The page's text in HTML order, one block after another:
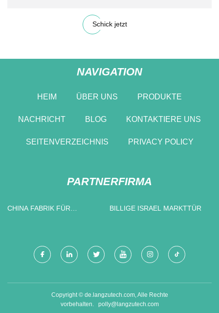
Schick jetzt
NAVIGATION
HEIM ÜBER UNS PRODUKTE
NACHRICHT BLOG KONTAKTIERE UNS
SEITENVERZEICHNIS PRIVACY POLICY
PARTNERFIRMA
CHINA FABRIK FÜR
BILLIGE ISRAEL MARKTTÜR
Copyright © de.langzutech.com, Alle Rechte
vorbehalten. polly@langzutech.com